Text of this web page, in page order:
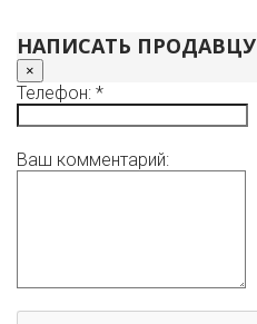
НАПИСАТЬ ПРОДАВЦУ
×
Телефон: *
Ваш комментарий: